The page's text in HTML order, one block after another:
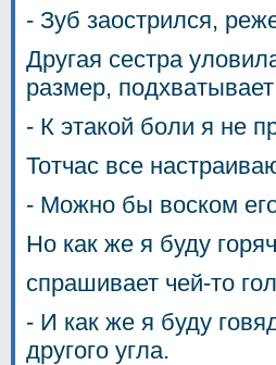
- Зуб заострился,
Другая сестра
размер,
- К этакой боли я не
Тотчас все
- Можно бы воском
Но как же я буду
спрашивает чей-то
- И как же я буду
другого угла.